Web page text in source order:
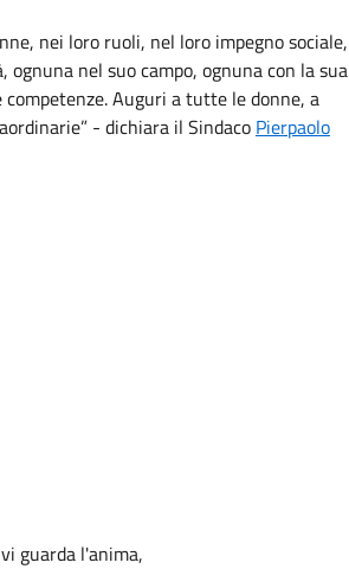
nei loro ruoli, nel loro impegno sociale,
nel suo campo, ognuna con la sua
Auguri a tutte le donne, a
- dichiara il Sindaco Pierpaolo
guarda l'anima,